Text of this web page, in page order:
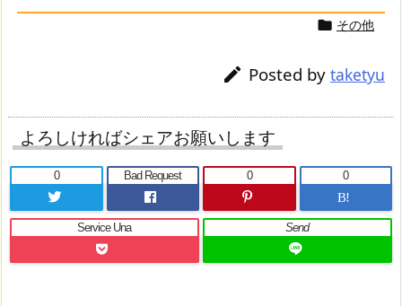
 その他
 Posted by taketyu
よろしければシェアお願いします
0 Bad Request
0
B!
0
Service Una Send